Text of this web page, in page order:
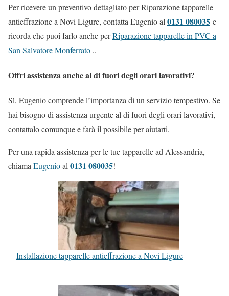
Per ricevere un preventivo dettagliato per Riparazione tapparelle
antieffrazione a Novi Ligure, contatta Eugenio al 0131 080035 e
ricorda che puoi farlo anche perRiparazione tapparelle in PVC a
San Salvatore Monferrato ..
Offri assistenza anche al di fuori degli orari lavorativi?
Sì, Eugenio comprende l’importanza di un servizio tempestivo. Se
hai bisogno di assistenza urgente al di fuori degli orari lavorativi,
contattalo comunque e farà il possibile per aiutarti.
Per una rapida assistenza per le tue tapparelle ad Alessandria,
chiamaEugenioal0131 080035!
Installazione tapparelle antieffrazione a Novi Ligure